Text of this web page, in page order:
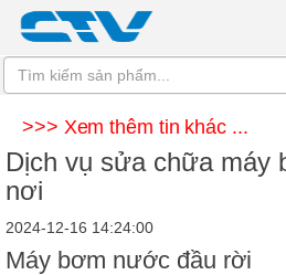
>>> Xem thêm tin khác ...
Dịch vụ sửa chữa máy
nơi
2024-12-16 14:24:00
Máy bơm nước đầu rời